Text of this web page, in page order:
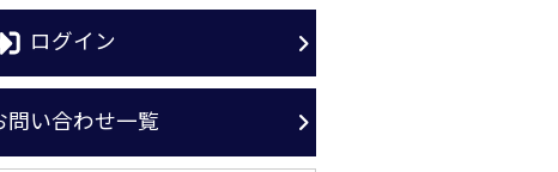
ログイン
問い合わせ一覧